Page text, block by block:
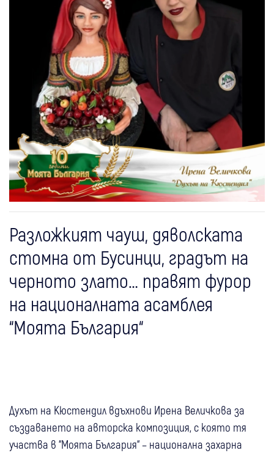
Разложкият чауш, дяволската
стомна от Бусинци, градът на
черното злато… правят фурор
на националната асамблея
“Моята България“
Духът на Кюстендил вдъхнови Ирена Величкова за
създаването на авторска композиция, с която тя
участва в “Моята България“ – национална захарна